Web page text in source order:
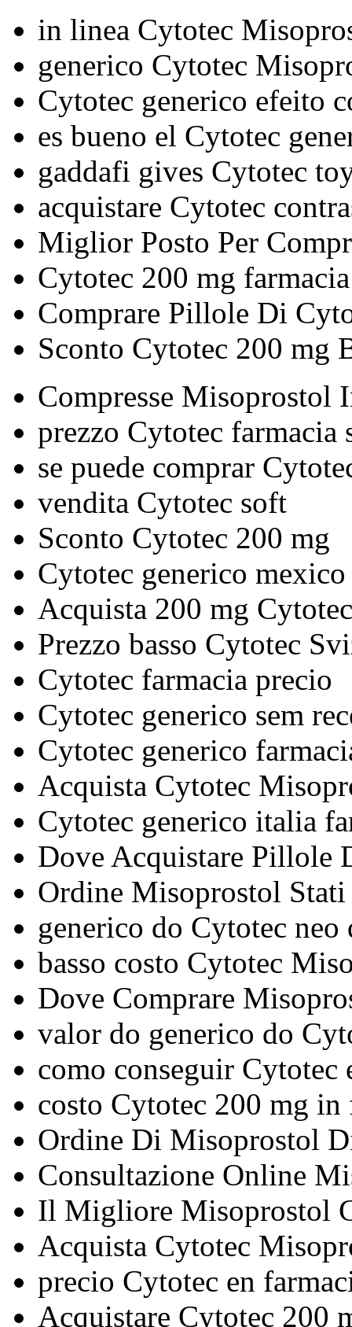
in linea Cytotec
generico Cytotec
Cytotec generico efeito
es bueno el Cytotec
gaddafi gives Cytotec
acquistare Cytotec
Miglior Posto Per
Cytotec 200 mg farmacia
Comprare Pillole Di
Sconto Cytotec 200 mg
Compresse Misoprostol
prezzo Cytotec farmacia
se puede comprar
vendita Cytotec soft
Sconto Cytotec 200 mg
Cytotec generico mexico
Acquista 200 mg
Prezzo basso Cytotec
Cytotec farmacia precio
Cytotec generico sem
Cytotec generico
Acquista Cytotec
Cytotec generico italia
Dove Acquistare Pillole
Ordine Misoprostol
generico do Cytotec neo
basso costo Cytotec
Dove Comprare
valor do generico do
como conseguir Cytotec
costo Cytotec 200 mg in
Ordine Di Misoprostol
Consultazione Online
Il Migliore Misoprostol
Acquista Cytotec
precio Cytotec en
Acquistare Cytotec 200